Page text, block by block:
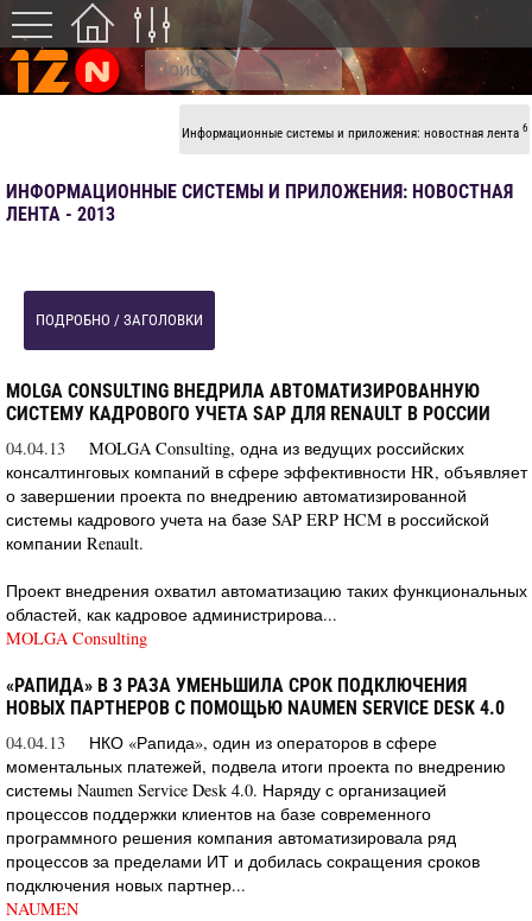
Информационные системы и приложения: новостная лента 6
ИНФОРМАЦИОННЫЕ СИСТЕМЫ И ПРИЛОЖЕНИЯ: НОВОСТНАЯ
ЛЕНТА - 2013
ПОДРОБНО / ЗАГОЛОВКИ
MOLGA CONSULTING ВНЕДРИЛА АВТОМАТИЗИРОВАННУЮ
СИСТЕМУ КАДРОВОГО УЧЕТА SAP ДЛЯ RENAULT В РОССИИ
04.04.13
MOLGA Consulting, одна из ведущих российских
консалтинговых компаний в сфере эффективности HR, объявляет
о завершении проекта по внедрению автоматизированной
системы кадрового учета на базе SAP ERP HCM в российской
компании Renault.
Проект внедрения охватил автоматизацию таких функциональных
областей, как кадровое администрирова...
MOLGA Consulting
«РАПИДА» В 3 РАЗА УМЕНЬШИЛА СРОК ПОДКЛЮЧЕНИЯ
НОВЫХ ПАРТНЕРОВ С ПОМОЩЬЮ NAUMEN SERVICE DESK 4.0
04.04.13
НКО «Рапида», один из операторов в сфере
моментальных платежей, подвела итоги проекта по внедрению
системы Naumen Service Desk 4.0. Наряду с организацией
процессов поддержки клиентов на базе современного
программного решения компания автоматизировала ряд
процессов за пределами ИТ и добилась сокращения сроков
подключения новых партнер...
NAUMEN